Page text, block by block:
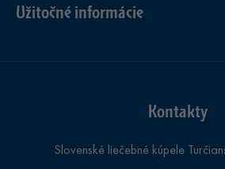
Užitočné informácie
Kontakty
Slovenské liečebné kúpele